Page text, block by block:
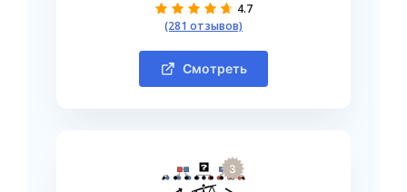
4.7
(281 отзывов)
Смотреть
3